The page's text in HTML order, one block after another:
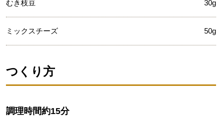
むき枝豆 30g
ミックスチーズ 50g
つくり方
調理時間約15分